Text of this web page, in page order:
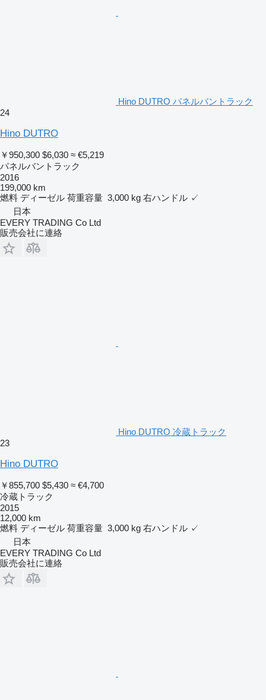
Hino DUTRO パネルバントラック
24
Hino DUTRO
￥950,300 $6,030 ≈ €5,219
パネルバントラック
2016
199,000 km
燃料 ディーゼル 荷重容量 3,000 kg 右ハンドル ✓
日本
EVERY TRADING Co Ltd
販売会社に連絡
Hino DUTRO 冷蔵トラック
23
Hino DUTRO
￥855,700 $5,430 ≈ €4,700
冷蔵トラック
2015
12,000 km
燃料 ディーゼル 荷重容量 3,000 kg 右ハンドル ✓
日本
EVERY TRADING Co Ltd
販売会社に連絡